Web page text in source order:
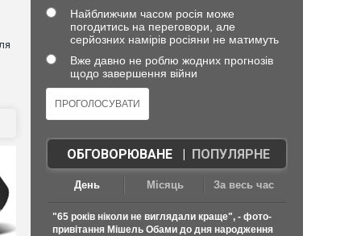
Найближчим часом росія може
погодитись на переговори, але
серйозних намірів росіяни не матимуть
Вже давно не роблю жодних прогнозів
щодо завершення війни
ОБГОВОРЮВАНЕ| ПОПУЛЯРНЕ
День Місяць За весь час
"65 років ніколи не виглядали краще", - фото-
привітання Мішель Обами до дня народження